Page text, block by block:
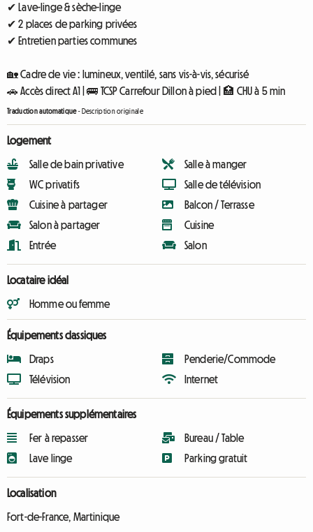
✔ Lave-linge & sèche-linge
✔ 2 places de parking privées
✔ Entretien parties communes
🏡 Cadre de vie : lumineux, ventilé, sans vis-à-vis, sécurisé
🚗 Accès direct A1 | 🚌 TCSP Carrefour Dillon à pied | 🏥 CHU à 5 min
Traduction automatique- Description originale
Logement
Salle de bain privative
WC privatifs
Cuisine à partager
Salon à partager
Entrée
Salle à manger
Salle de télévision
Balcon / Terrasse
Cuisine
Salon
Locataire idéal
Homme ou femme
Équipements classiques
Draps
Télévision
Penderie/Commode
Internet
Équipements supplémentaires
Fer à repasser
Lave linge
Bureau / Table
Parking gratuit
Localisation
Fort-de-France, Martinique